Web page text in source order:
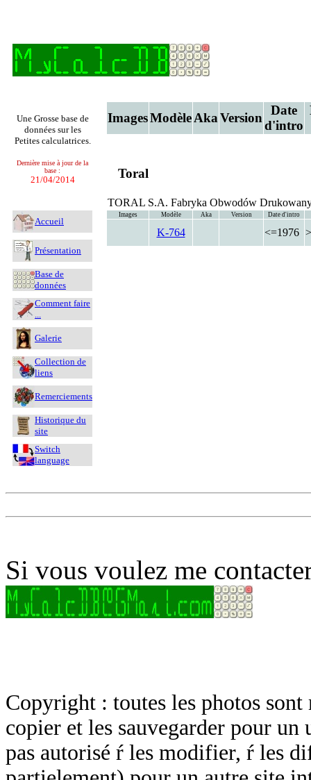
Une Grosse base de
données sur les
Petites calculatrices.
Dernière mise à jour de la
base :
21/04/2014
Accueil
Présentation
Base de
données
Comment faire
...
Galerie
Collection de
liens
Remerciements
Historique du
site
Switch
language
ImagesModèleAkaVersion
Date
d'intro
Toral
TORAL S.A. Fabryka Obwodów
Images Modèle Aka Version Date d'intro
K-764 <=1976
Si vous voulez me
Copyright : toutes les photos
copier et les sauvegarder pour un
pas autorisé ŕ les modifier, ŕ les